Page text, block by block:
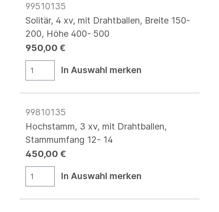
99510135
Solitär, 4 xv, mit Drahtballen, Breite 150-
200, Höhe 400- 500
950,00 €
In Auswahl merken
99810135
Hochstamm, 3 xv, mit Drahtballen,
Stammumfang 12- 14
450,00 €
In Auswahl merken